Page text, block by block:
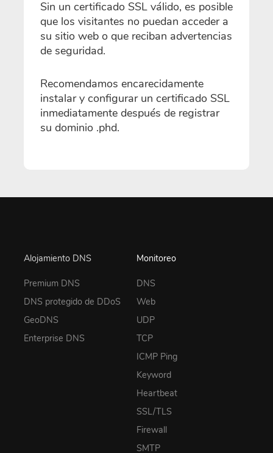
Sin un certificado SSL válido, es posible
que los visitantes no puedan acceder a
su sitio web o que reciban advertencias
de seguridad.
Recomendamos encarecidamente
instalar y configurar un certificado SSL
inmediatamente después de registrar
su dominio .phd.
Alojamiento DNS
Premium DNS
DNS protegido de DDoS
GeoDNS
Enterprise DNS
Monitoreo
DNS
Web
UDP
TCP
ICMP Ping
Keyword
Heartbeat
SSL/TLS
Firewall
SMTP